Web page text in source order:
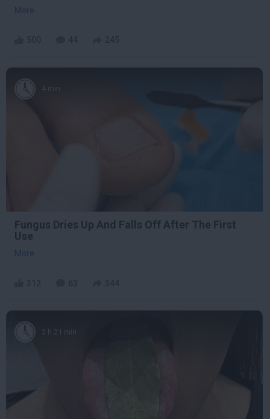
More
4 min
Fungus Dries Up And Falls Off After The First
Use
More
3 h 21 min